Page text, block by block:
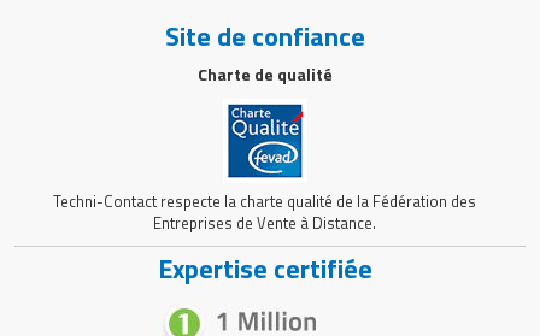
Site de confiance
Charte de qualité
Techni-Contact respecte la charte qualité de la Fédération des
Entreprises de Vente à Distance.
Expertise certifiée